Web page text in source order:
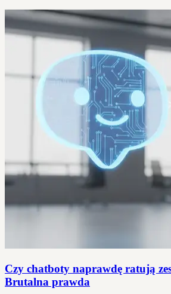
Czy chatboty naprawdę ratują
Brutalna prawda